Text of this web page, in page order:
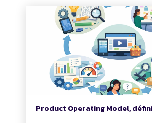
Product Operating Model,